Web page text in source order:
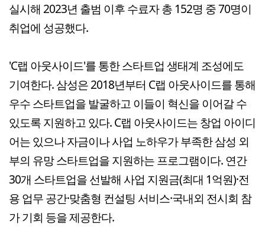
실시해 2023년 출범 이후 수료자 총 152명 중 70명이
취업에 성공했다.
'C랩 아웃사이드'를 통한 스타트업 생태계 조성에도
기여한다. 삼성은 2018년부터 C랩 아웃사이드를 통해
우수 스타트업을 발굴하고 이들이 혁신을 이어갈 수
있도록 지원하고 있다. C랩 아웃사이드는 창업 아이디
어는 있으나 자금이나 사업 노하우가 부족한 삼성 외
부의 유망 스타트업을 지원하는 프로그램이다. 연간
30개 스타트업을 선발해 사업 지원금(최대 1억원)·전
용 업무 공간·맞춤형 컨설팅 서비스·국내외 전시회 참
가 기회 등을 제공한다.